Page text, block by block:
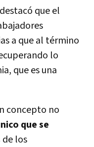
que el
a que al término
lo
que es una
concepto no
que se
de los